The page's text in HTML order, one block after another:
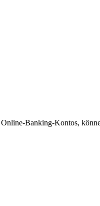
Banking-Kontos,